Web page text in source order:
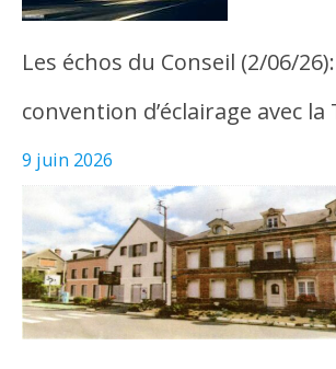
Les échos du Conseil (2/06/
convention d’éclairage avec la
9 juin 2026